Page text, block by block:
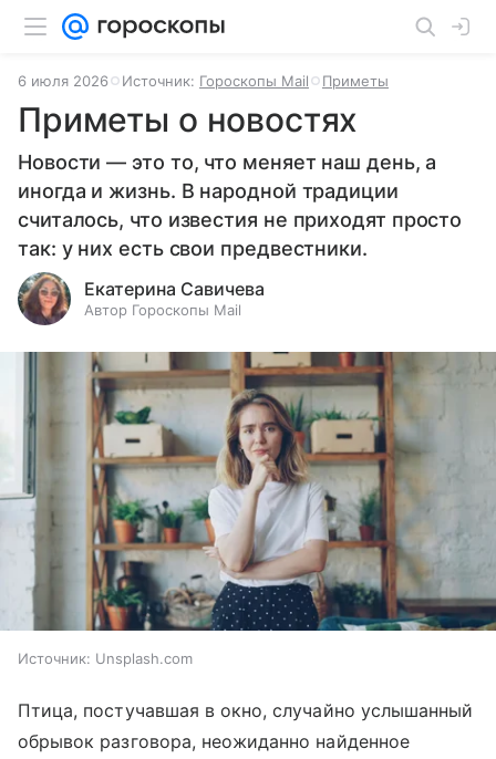
6 июля 2026 Источник: Гороскопы Mail Приметы
Приметы о новостях
Новости — это то, что меняет наш день, а
иногда и жизнь. В народной традиции
считалось, что известия не приходят просто
так: у них есть свои предвестники.
Екатерина Савичева
Автор Гороскопы Mail
Источник: Unsplash.com
Птица, постучавшая в окно, случайно услышанный
обрывок разговора, неожиданно найденное